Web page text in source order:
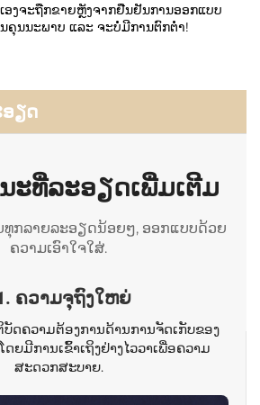
ອງຈະຖືກຂາຍຫຼັງຈາກຢືນຢັນການອອກແບບ
ຄຸນນະພາບ ແລະ ຈະບໍ່ມີການຕົກຕ່ຳ!
ຽດ
ະທີ່ລະອຽດເພີ່ມເຕີມ
ກລາຍລະອຽດນ້ອຍໆ, ອອກແບບດ້ວຍ
ຄວາມເອົາໃຈໃສ່.
ຄວາມຈຸຖົງໃຫຍ່
ດຄວາມຕ້ອງການດ້ານການຈັດເກັບຂອງ
ຍມີການເຂົ້າເຖິງຢ່າງໄວວາເພື່ອຄວາມ
ສະດວກສະບາຍ.